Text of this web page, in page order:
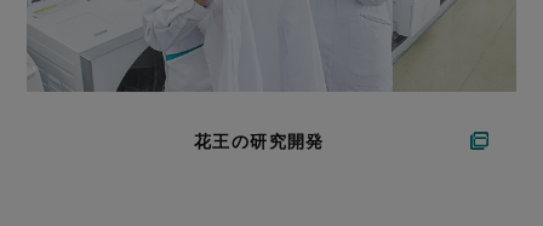
花王の研究開発